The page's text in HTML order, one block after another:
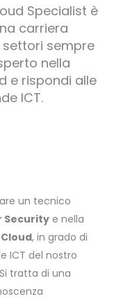
Specialist è
carriera
sempre
nella
e rispondi alle
ICT.
un tecnico
Security e nella
, in grado di
ICT del nostro
tratta di una